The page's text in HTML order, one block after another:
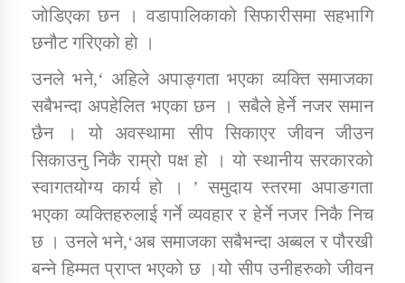
तातोपानी गाउँपालिका जुम्लाको सूचना
जोडिएका छन । वडापालिकाको सिफारीसमा सहभागि
छनौट गरिएको हाे ।
उनले भने,‘ अहिले अपाङ्गता भएका व्यक्ति समाजका
सबैभन्दा अपहेलित भएका छन । सबैले हेर्ने नजर समान
छैन । यो अवस्थामा सीप सिकाएर जीवन जीउन
सिकाउनु निकै राम्रो पक्ष हो । यो स्थानीय सरकारको
स्वागतयोग्य कार्य हो । ’ समुदाय स्तरमा अपाङगता
भएका व्यक्तिहरुलाई गर्ने व्यवहार र हेर्ने नजर निकै निच
छ । उनले भने,‘अब समाजका सबैभन्दा अब्बल र पौरखी
बन्ने हिम्मत प्राप्त भएको छ ।यो सीप उनीहरुको जीवन